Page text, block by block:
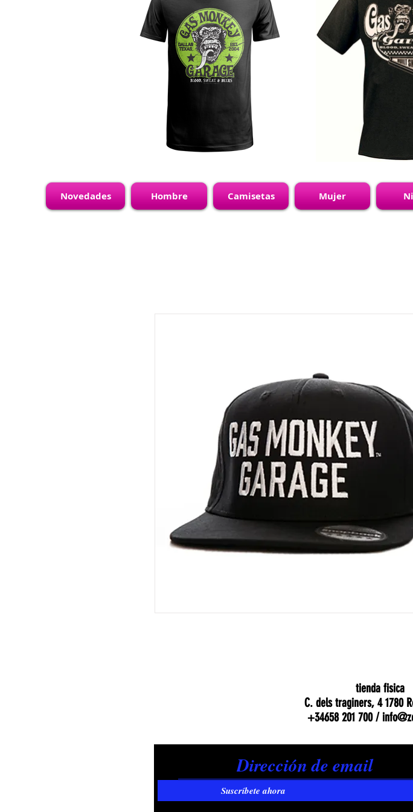
Novedades Hombre Camisetas Mujer
tienda fisica
C. dels traginers, 4 1780
+34658 201 700 /
Suscríbete ahora